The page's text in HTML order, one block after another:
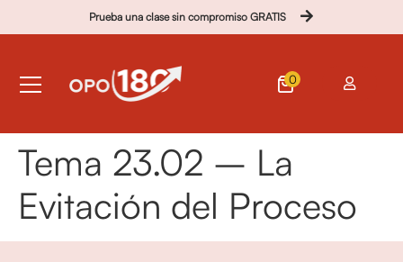
Prueba una clase sin compromiso GRATIS
0
Tema 23.02 – La
Evitación del Proceso